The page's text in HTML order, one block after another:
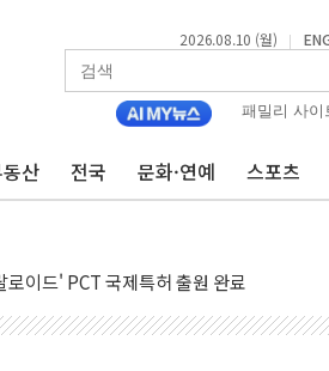
2026.08.10 (월) |
패밀리 사이
산 전국 문화·연예 스포츠
'…5년 새 2배 늘어
이드' PCT 국제특허 출원 완료
의…청와대 인사 개편 주목